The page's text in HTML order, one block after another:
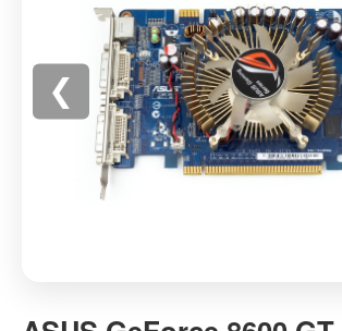
❮
GeForce